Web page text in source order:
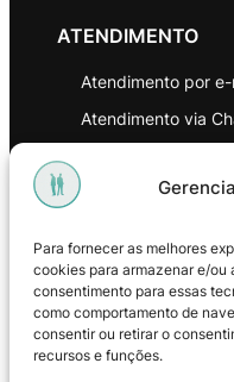
Para fornecer as melhores
cookies para armazenar e/ou
consentimento para essas
como comportamento de
consentir ou retirar o
recursos e funções.
ATENDIMENTO
Atendimento por
Atendimento via
Política de
Política de Troca e
Política de